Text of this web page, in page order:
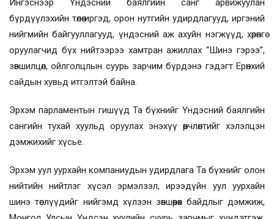
Ингэснээр Үндэсний баялгийн санг арвижуулан
бүрдүүлэхийн төлөө иргэд, орон нутгийн удирдлагууд, иргэний
нийгмийн байгууллагууд, үндэсний аж ахуйн нэгжүүд, хөрөнгө
оруулагчид бүх нийтээрээ хамтран ажиллах “Шинэ гэрээ”,
зөвшилцөл, ойлголцлын суурь зарчим бүрдэнэ гэдэгт Ерөнхий
сайдын хувьд итгэлтэй байна.
Эрхэм парламентын гишүүд Та бүхнийг Үндэсний баялгийн
сангийн тухай хуульд оруулах энэхүү өөрчлөлтийг хэлэлцэн
дэмжихийг хүсье.
Эрхэм уул уурхайн компаниудын удирдлага Та бүхнийг олон
нийтийн нийтлэг хүсэл эрмэлзэл, ирээдүйн уул уурхайн
шинэ төслүүдийг нийгэмд хүлээн зөвшөөрөх байдлыг дэмжиж,